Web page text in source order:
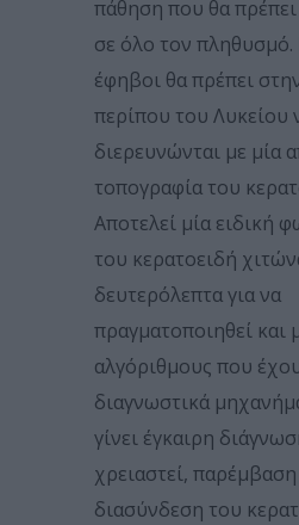
πάθηση που θα πρέπει
σε όλο τον πληθυσμό.
έφηβοι θα πρέπει
περίπου του Λυκείου
διερευνώνται με μία
τοπογραφία του
Αποτελεί μία ειδική
του κερατοειδή
δευτερόλεπτα για να
πραγματοποιηθεί και
αλγόριθμους που
διαγνωστικά
γίνει έγκαιρη
χρειαστεί,
διασύνδεση του